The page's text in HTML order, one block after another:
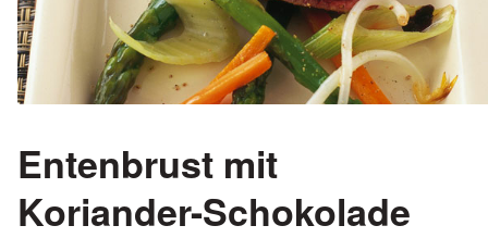
Entenbrust mit
Koriander-Schokolade